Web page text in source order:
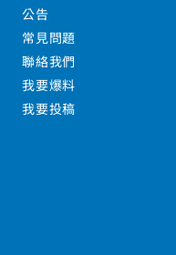
公告
常見問題
聯絡我們
我要爆料
我要投稿